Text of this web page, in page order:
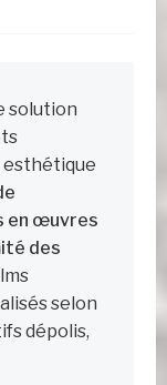
solution
esthétique
en œuvres
des
selon
dépolis,